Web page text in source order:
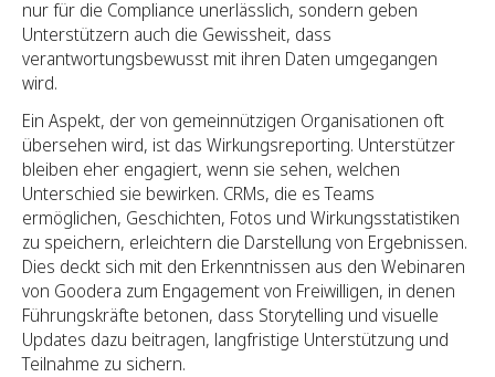
nur für die Compliance unerlässlich, sondern geben
Unterstützern auch die Gewissheit, dass
verantwortungsbewusst mit ihren Daten umgegangen
wird.
Ein Aspekt, der von gemeinnützigen Organisationen oft
übersehen wird, ist das Wirkungsreporting. Unterstützer
bleiben eher engagiert, wenn sie sehen, welchen
Unterschied sie bewirken. CRMs, die es Teams
ermöglichen, Geschichten, Fotos und Wirkungsstatistiken
zu speichern, erleichtern die Darstellung von Ergebnissen.
Dies deckt sich mit den Erkenntnissen aus den Webinaren
von Goodera zum Engagement von Freiwilligen, in denen
Führungskräfte betonen, dass Storytelling und visuelle
Updates dazu beitragen, langfristige Unterstützung und
Teilnahme zu sichern.